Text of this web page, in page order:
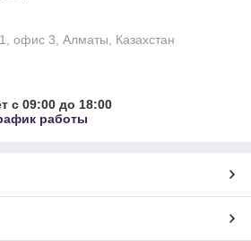
офис 3, Алматы, Казахстан
с 09:00 до 18:00
работы